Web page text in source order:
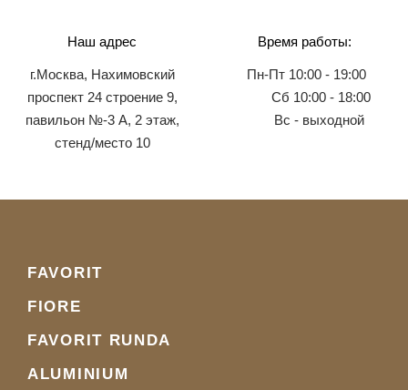
Наш адрес
г.Москва, Нахимовский
проспект 24 строение 9,
павильон №-3 А, 2 этаж,
стенд/место 10
Время работы:
Пн-Пт 10:00 - 19:00
Сб 10:00 - 18:00
Вс - выходной
FAVORIT
FIORE
FAVORIT RUNDA
ALUMINIUM